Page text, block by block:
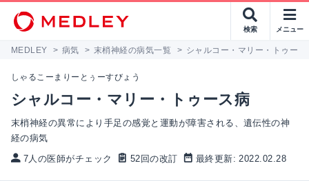
検索 メニュー
MEDLEY > 病気 > 末梢神経の病気一覧 > シャルコー・マリー・トゥース
しゃるこーまりーとぅーすびょう
シャルコー・マリー・トゥース病
末梢神経の異常により手足の感覚と運動が障害される、遺伝性の神
経の病気
7人の医師がチェック
52回の改訂 最終更新: 2022.02.28